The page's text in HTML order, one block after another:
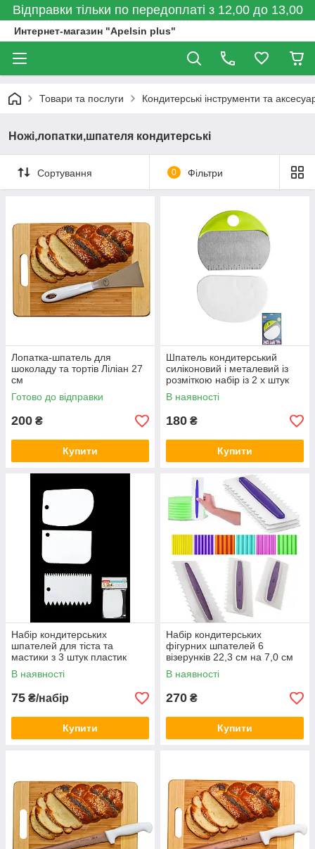
Відправки тільки по передоплаті з 12,00 до 13,00
Интернет-магазин "Apelsin plus"
Товари та послуги Кондитерські інструменти та
Ножі,лопатки,шпателя кондитерські
Сортування 0 Фільтри
Лопатка-шпатель для
шоколаду та тортів Ліліан 27
см
Готово до відправки
200 ₴
Купити
Шпатель кондитерський
силіконовий і металевий із
розміткою набір із 2 х штук
В наявності
180 ₴
Купити
Набір кондитерських
шпателей для тіста та
мастики з 3 штук пластик
В наявності
75 ₴/набір
Купити
Набір кондитерських
фігурних шпателей 6
візерунків 22,3 см на 7,0 см
В наявності
270 ₴
Купити